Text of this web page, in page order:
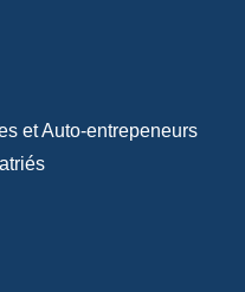
et Auto-entrepeneurs